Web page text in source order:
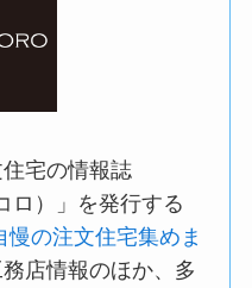
宅の情報誌
ロ）」を発行する
慢の注文住宅集めま
店情報のほか、多